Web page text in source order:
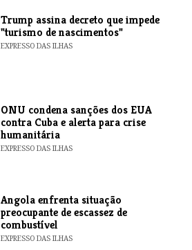
Trump assina decreto que impede
"turismo de nascimentos"
EXPRESSO DAS ILHAS
ONU condena sanções dos EUA
contra Cuba e alerta para crise
humanitária
EXPRESSO DAS ILHAS
Angola enfrenta situação
preocupante de escassez de
combustível
EXPRESSO DAS ILHAS